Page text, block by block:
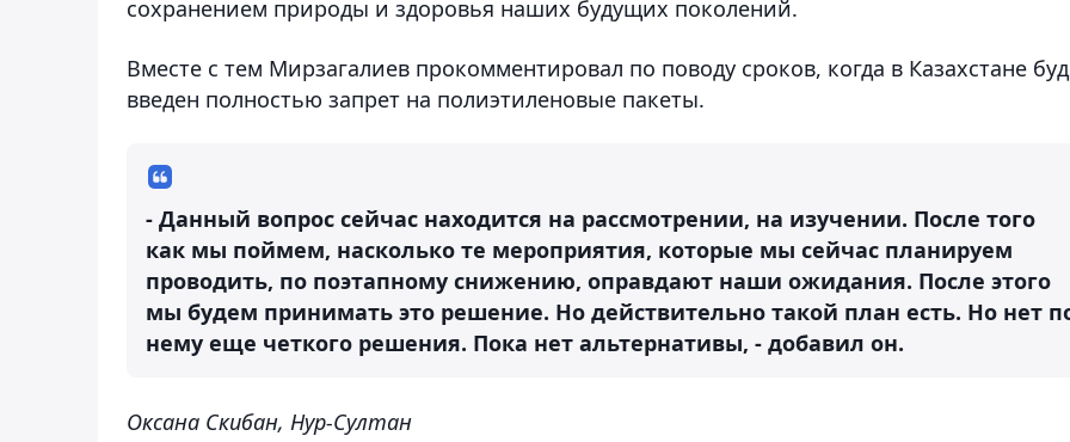
сохранением природы и здоровья наших будущих поколений.
Вместе с тем Мирзагалиев прокомментировал по поводу сроков, когда в Казахстане
введен полностью запрет на полиэтиленовые пакеты.
- Данный вопрос сейчас находится на рассмотрении, на изучении. После того
как мы поймем, насколько те мероприятия, которые мы сейчас планируем
проводить, по поэтапному снижению, оправдают наши ожидания. После этого
мы будем принимать это решение. Но действительно такой план есть. Но нет
нему еще четкого решения. Пока нет альтернативы, - добавил он.
Оксана Скибан, Нур-Султан